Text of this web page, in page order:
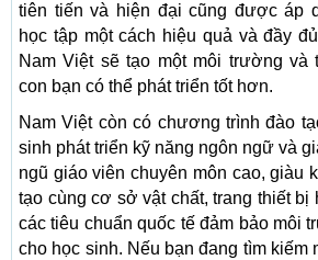
tiên tiến và hiện đại cũng được áp
học tập một cách hiệu quả và đầy
Nam Việt sẽ tạo một môi trường và
con bạn có thể phát triển tốt hơn.
Nam Việt còn có chương trình đào
sinh phát triển kỹ năng ngôn ngữ và
ngũ giáo viên chuyên môn cao, giàu
tạo cùng cơ sở vật chất, trang thiết bị
các tiêu chuẩn quốc tế đảm bảo môi
cho học sinh. Nếu bạn đang tìm kiếm